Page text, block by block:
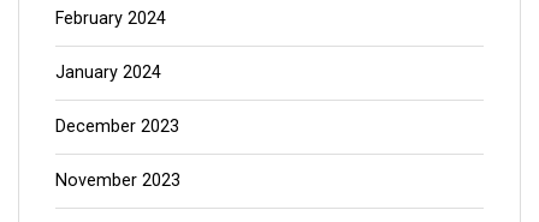
February 2024
January 2024
December 2023
November 2023